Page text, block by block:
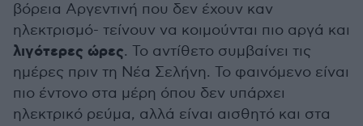
βόρεια Αργεντινή που δεν έχουν καν
ηλεκτρισμό- τείνουν να κοιμούνται πιο αργά και
λιγότερες ώρες. Το αντίθετο συμβαίνει τις
ημέρες πριν τη Νέα Σελήνη. Το φαινόμενο είναι
πιο έντονο στα μέρη όπου δεν υπάρχει
ηλεκτρικό ρεύμα, αλλά είναι αισθητό και στα